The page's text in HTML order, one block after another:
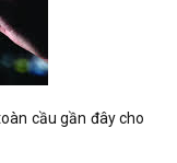
cầu gần đây cho